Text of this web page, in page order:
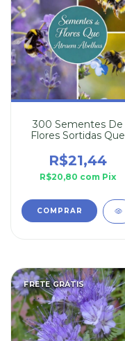
300 Sementes De
Flores Sortidas Que
R$21,44
R$20,80 com Pix
FRETE GRÁTIS